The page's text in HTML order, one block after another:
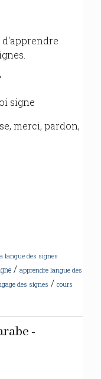
d'apprendre
signe
merci, pardon,
langue des signes
/ apprendre langue des
des signes / cours
-